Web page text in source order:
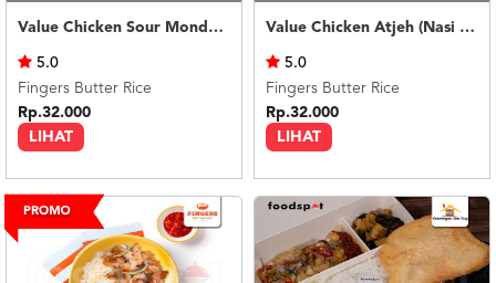
Value Chicken Sour Monday (Nasi Putih) - Tanpa Telur
LIHAT
5.0
Fingers Butter Rice
Rp.32.000
Value Chicken Atjeh (Nasi Putih) - Tanpa Telur
LIHAT
5.0
Fingers Butter Rice
Rp.32.000